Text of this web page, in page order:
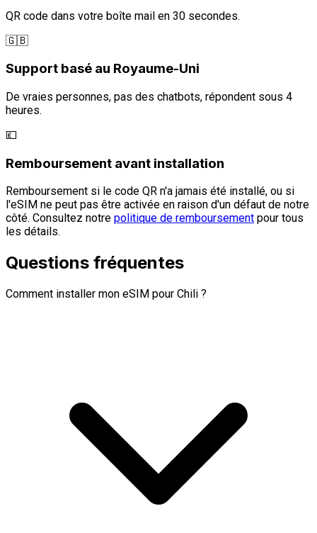
QR code dans votre boîte mail en 30 secondes.
🇬🇧
Support basé au Royaume-Uni
De vraies personnes, pas des chatbots, répondent sous 4
heures.
💷
Remboursement avant installation
Remboursement si le code QR n'a jamais été installé, ou si
l'eSIM ne peut pas être activée en raison d'un défaut de notre
côté. Consultez notre politique de remboursement pour tous
les détails.
Questions fréquentes
Comment installer mon eSIM pour Chili ?